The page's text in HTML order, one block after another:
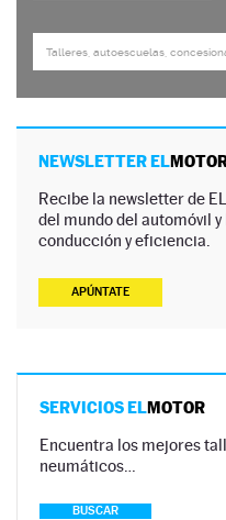
NEWSLETTER EL
Recibe la newsletter de
del mundo del automóvil
conducción y eficiencia.
APÚNTATE
SERVICIOS ELMOTOR
Encuentra los mejores
neumáticos…
BUSCAR